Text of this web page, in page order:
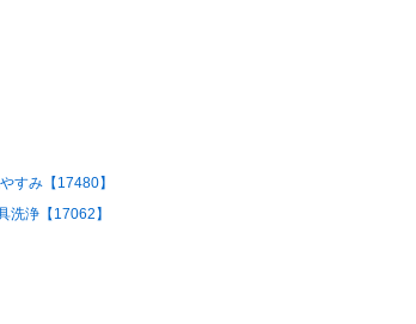
すみ【17480】
洗浄【17062】